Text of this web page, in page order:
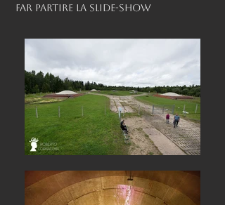
far partire la slide-show